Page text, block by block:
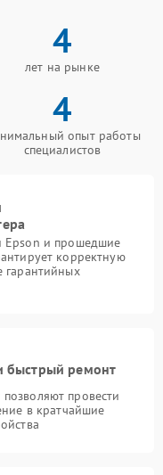
4
лет на рынке
4
опыт работы
специалистов
Epson и прошедшие
корректную
гарантийных
быстрый ремонт
провести
в кратчайшие